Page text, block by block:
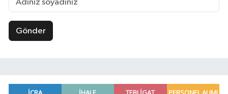
Gönder